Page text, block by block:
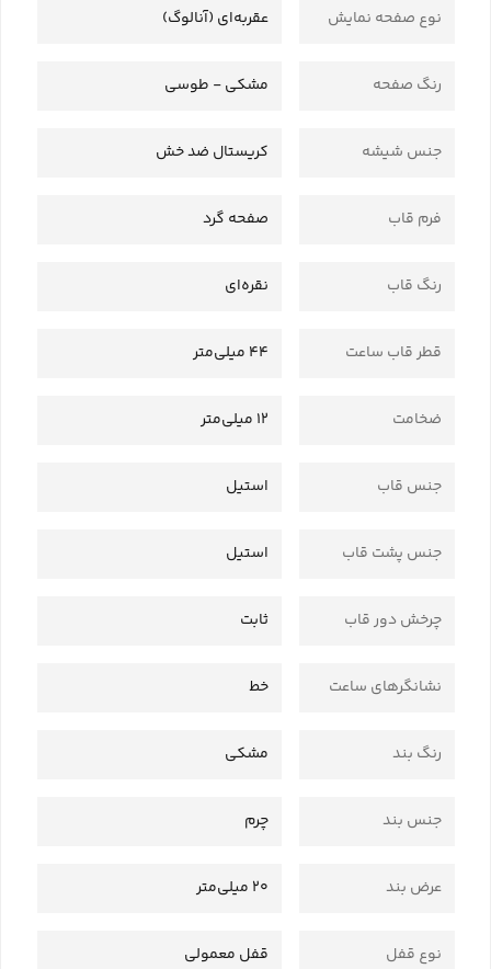
نوع صفحه نمایش عقربه‌ای (آنالوگ)
رنگ صفحه مشکی - طوسی
جنس شیشه کریستال ضد خش
فرم قاب صفحه گرد
رنگ قاب نقره‌ای
قطر قاب ساعت 44 میلی‌متر
ضخامت 12 میلی‌متر
جنس قاب استیل
جنس پشت قاب استیل
چرخش دور قاب ثابت
نشانگرهای ساعت خط
رنگ بند مشکی
جنس بند چرم
عرض بند 20 میلی‌متر
نوع قفل قفل معمولی